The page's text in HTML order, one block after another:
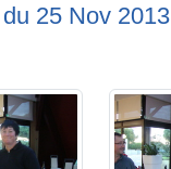
25 Nov 2013